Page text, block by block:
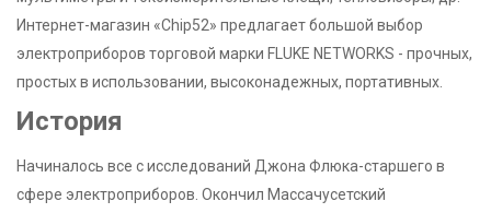
Интернет-магазин «Chip52» предлагает большой выбор
электроприборов торговой марки FLUKE NETWORKS - прочных,
простых в использовании, высоконадежных, портативных.
История
Начиналось все с исследований Джона Флюка-старшего в
сфере электроприборов. Окончил Массачусетский